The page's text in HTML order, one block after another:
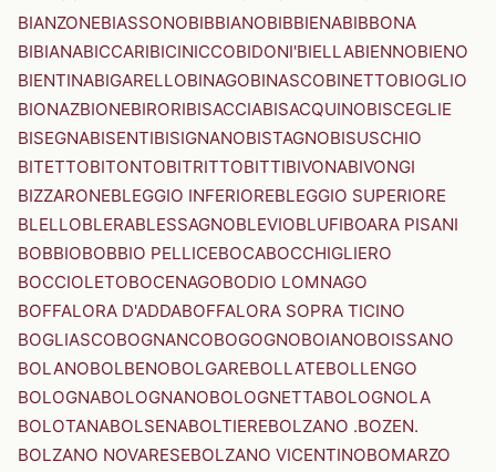
BIANZONEBIASSONOBIBBIANOBIBBIENABIBBONA
BIBIANABICCARIBICINICCOBIDONI'BIELLABIENNOBIENO
BIENTINABIGARELLOBINAGOBINASCOBINETTOBIOGLIO
BIONAZBIONEBIRORIBISACCIABISACQUINOBISCEGLIE
BISEGNABISENTIBISIGNANOBISTAGNOBISUSCHIO
BITETTOBITONTOBITRITTOBITTIBIVONABIVONGI
BIZZARONEBLEGGIO INFERIOREBLEGGIO SUPERIORE
BLELLOBLERABLESSAGNOBLEVIOBLUFIBOARA PISANI
BOBBIOBOBBIO PELLICEBOCABOCCHIGLIERO
BOCCIOLETOBOCENAGOBODIO LOMNAGO
BOFFALORA D'ADDABOFFALORA SOPRA TICINO
BOGLIASCOBOGNANCOBOGOGNOBOIANOBOISSANO
BOLANOBOLBENOBOLGAREBOLLATEBOLLENGO
BOLOGNABOLOGNANOBOLOGNETTABOLOGNOLA
BOLOTANABOLSENABOLTIEREBOLZANO .BOZEN.
BOLZANO NOVARESEBOLZANO VICENTINOBOMARZO